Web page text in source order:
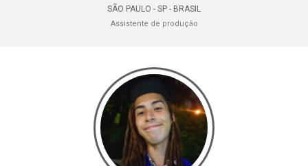
SÃO PAULO - SP - BRASIL
Assistente de produção